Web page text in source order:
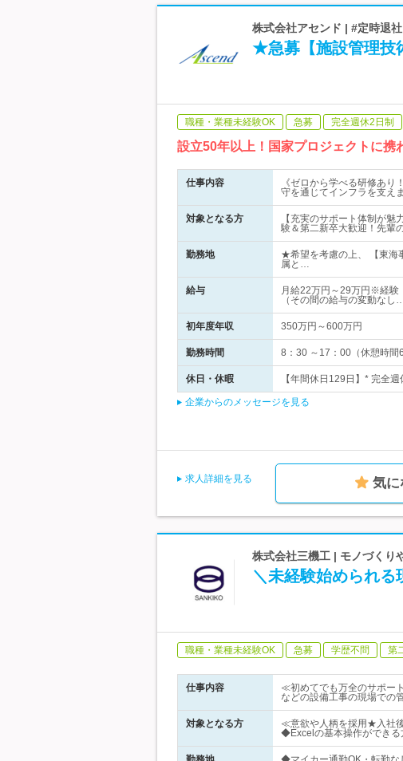
株式会社アセンド | #定時退
★急募【施設管理技
職種・業種未経験OK 急募 完全週休2日制
設立50年以上！国家プロジェクトに
仕事内容
《ゼロから学べる研修あ
守を通じてインフラを支えま
対象となる方
【充実のサポート体制が
験＆第二新卒大歓迎！先輩
勤務地
★希望を考慮の上、 【東海
属と…
給与
月給22万円～29万円※経験
（その間の給与の変動なし
初年度年収 350万円～600万円
勤務時間 8：30 ～17：00（休憩時
休日・休暇 【年間休日129日】* 完全
企業からのメッセージを見る
求人詳細を見る 気に
株式会社三機工 | モノづくり
＼未経験始められる
職種・業種未経験OK 急募 学歴不問 第
仕事内容
≪初めてでも万全のサポー
などの設備工事の現場での
対象となる方
≪意欲や人柄を採用★入社
◆Excelの基本操作ができ